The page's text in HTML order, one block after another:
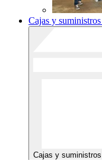
Cajas y
Cajas y